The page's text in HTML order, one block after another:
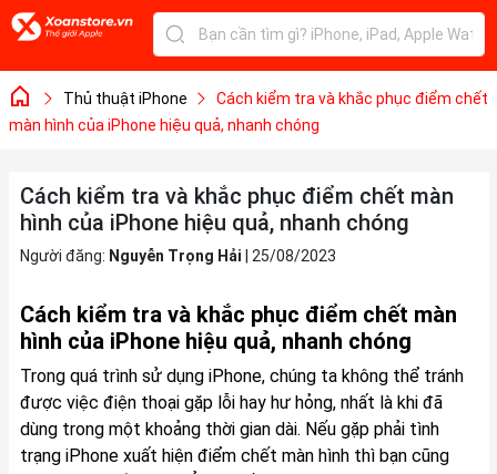
Thủ thuật iPhone
Cách kiểm tra và khắc phục điểm chết
màn hình của iPhone hiệu quả, nhanh chóng
Cách kiểm tra và khắc phục điểm chết màn
hình của iPhone hiệu quả, nhanh chóng
Người đăng: Nguyễn Trọng Hải 25/08/2023
Cách kiểm tra và khắc phục điểm chết màn
hình của iPhone hiệu quả, nhanh chóng
Trong quá trình sử dụng iPhone, chúng ta không thể tránh
được việc điện thoại gặp lỗi hay hư hỏng, nhất là khi đã
dùng trong một khoảng thời gian dài. Nếu gặp phải tình
trạng iPhone xuất hiện điểm chết màn hình thì bạn cũng